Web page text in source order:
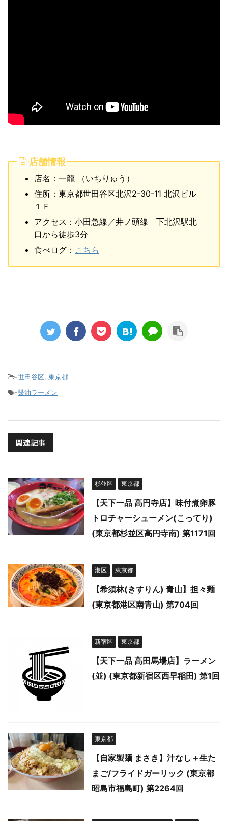
店舗情報
店名：一龍 （いちりゅう）
住所：東京都世田谷区北沢2-30-11 北沢ビル
１Ｆ
アクセス：小田急線／井ノ頭線 下北沢駅北
口から徒歩3分
食べログ： こちら
-世田谷区, 東京都
-醤油ラーメン
関連記事
杉並区 東京都
【天下一品 高円寺店】味付煮卵豚
トロチャーシューメン(こってり)
(東京都杉並区高円寺南) 第1171回
港区 東京都
【希須林(きすりん) 青山】担々麺
(東京都港区南青山) 第704回
新宿区 東京都
【天下一品 高田馬場店】ラーメン
(並) (東京都新宿区西早稲田) 第1回
東京都
【自家製麺 まさき】汁なし＋生た
まご/フライドガーリック (東京都
昭島市福島町) 第2264回